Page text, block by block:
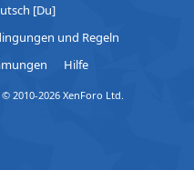
[Du]
und Regeln
Hilfe
2010-2026 XenForo Ltd.